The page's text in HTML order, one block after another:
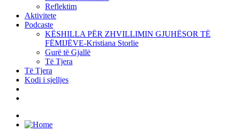
Reflektim
Aktivitete
Podcaste
KËSHILLA PËR ZHVILLIMIN GJUHËSOR TË
FËMIJËVE-Kristiana Storlie
Gurë të Gjallë
Të Tjera
Të Tjera
Kodi i sjelljes